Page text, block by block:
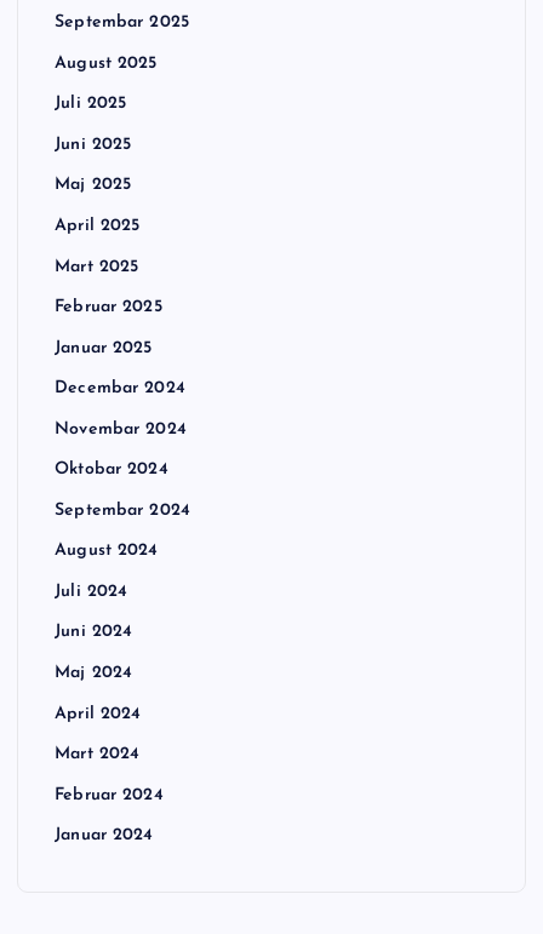
Septembar 2025
August 2025
Juli 2025
Juni 2025
Maj 2025
April 2025
Mart 2025
Februar 2025
Januar 2025
Decembar 2024
Novembar 2024
Oktobar 2024
Septembar 2024
August 2024
Juli 2024
Juni 2024
Maj 2024
April 2024
Mart 2024
Februar 2024
Januar 2024